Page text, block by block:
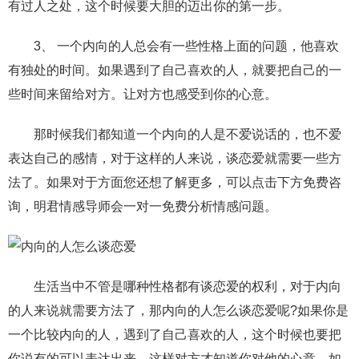
有过人之处，这个时候要大胆的迈出你的第一步。
3、 一个内向的人总会有一些性格上面的问题，他喜欢
有独处的时间。如果遇到了自己喜欢的人，就要把自己的一
些时间来留给对方。让对方也感受到你的心意。
那时候我们都知道一个内向的人是不爱说话的，也不爱
表达自己的感情，对于这样的人来说，谈恋爱就需要一些方
法了。如果对于方面您还想了解更多，可以点击下方免费咨
询，明君情感导师会一对一免费分析情感问题。
生活当中不管是哪种性格都有谈恋爱的权利，对于内向
的人来说就需要方法了，那内向的人怎么谈恋爱呢?如果你是
一个比较内向的人，遇到了自己喜欢的人，这个时候也要把